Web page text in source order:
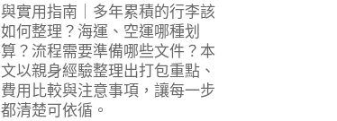
與實用指南｜多年累積的行李該
如何整理？海運、空運哪種划
算？流程需要準備哪些文件？本
文以親身經驗整理出打包重點、
費用比較與注意事項，讓每一步
都清楚可依循。